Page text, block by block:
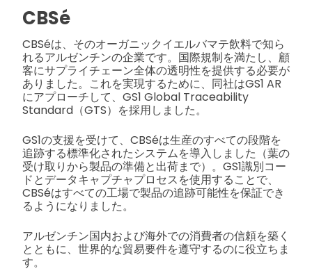
CBSé
CBSéは、そのオーガニックイエルバマテ飲料で知ら
れるアルゼンチンの企業です。国際規制を満たし、顧
客にサプライチェーン全体の透明性を提供する必要が
ありました。これを実現するために、同社はGS1 AR
にアプローチして、GS1 Global Traceability
Standard（GTS）を採用しました。
GS1の支援を受けて、CBSéは生産のすべての段階を
追跡する標準化されたシステムを導入しました（葉の
受け取りから製品の準備と出荷まで）。GS1識別コー
ドとデータキャプチャプロセスを使用することで、
CBSéはすべての工場で製品の追跡可能性を保証でき
るようになりました。
アルゼンチン国内および海外での消費者の信頼を築く
とともに、世界的な貿易要件を遵守するのに役立ちま
す。